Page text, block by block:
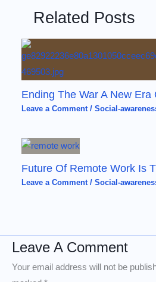
Related Posts
Ending The War A New Era
Leave a Comment /Social-
Future Of Remote Work Is
Leave a Comment /Social-
Leave A Comment
Your email address will not be